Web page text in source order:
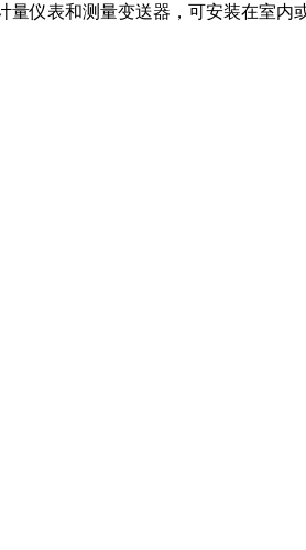
仪表和测量变送器，可安装在室